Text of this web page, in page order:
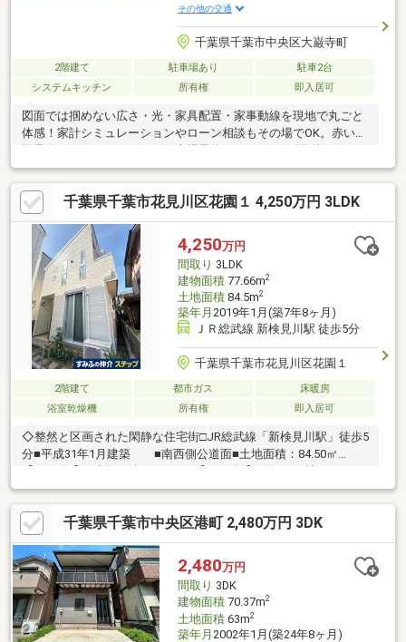
その他の交通
千葉県千葉市中央区大巌寺町
2階建て 駐車場あり
駐車2台
システムキッチン
所有権 即入居可
図面では掴めない広さ・光・家具配置・家事動線を現地で丸ごと
体感！家計シミュレーションやローン相談もその場でOK。赤い見
ポイント》＊～＊～＼リフォーム済でキレイな室内！新生活も気
持ちよくスタート♪／小中学校まで徒歩１０分圏内で安心！バイパ
ス入口まで１分でお出かけや車での通勤にも便利◎◆いろいろな
ご希望がございましたら、お客様のご要望をどしどしお聞かせく
ださい♪◆『売ったり買ったり・住宅ローンのご相談・地域の情
報等・不動産に関すること』は、不動産のプロフェッショナル・
センチュリー21千葉リアルティーへ皆様でＧＯ♪
千葉県千葉市花見川区花園１ 4,250万円 3LDK
4,250万円
間取り 3LDK
建物面積77.66m2
土地面積84.5m2
築年月 2019年1月(築7年8ヶ月)
ＪＲ総武線 新検見川駅 徒歩5分
千葉県千葉市花見川区花園１
2階建て 都市ガス
床暖房
浴室乾燥機
所有権 即入居可
◇整然と区画された閑静な住宅街□JR総武線「新検見川駅」徒歩5
分■平成31年1月建築 ■南西側公道面■土地面積：84.50㎡
LDK ■洋室①（約6.41帖）にロフト有り■LDKには足元から温
まる床暖房、その他物入等の収納スペース豊富■駐車スペース有
り（車種による）
千葉県千葉市中央区港町 2,480万円 3DK
2,480万円
間取り 3DK
建物面積70.37m2
土地面積63m2
築年月 2002年1月(築24年8ヶ月)